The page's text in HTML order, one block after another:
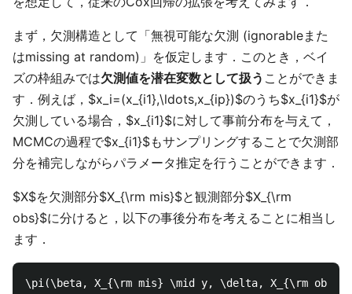
まず，欠測構造として「無視可能な欠測 (ignorableまた
はmissing at random)」を仮定します．このとき，ベイ
ズの枠組みでは欠測値を潜在変数として扱う ことができま
す．例えば，$x_i=(x_{i1},\ldots,x_{ip})$のうち$x_{i1}$が
欠測している場合，$x_{i1}$に対して事前分布を与えて，
MCMCの過程で$x_{i1}$もサンプリングすることで欠測部
分を補完しながらパラメータ推定を行うことができます．
$X$を欠測部分$X_{\rm mis}$と観測部分$X_{\rm
obs}$に分けると，以下の事後分布を考えることに相当し
ます．